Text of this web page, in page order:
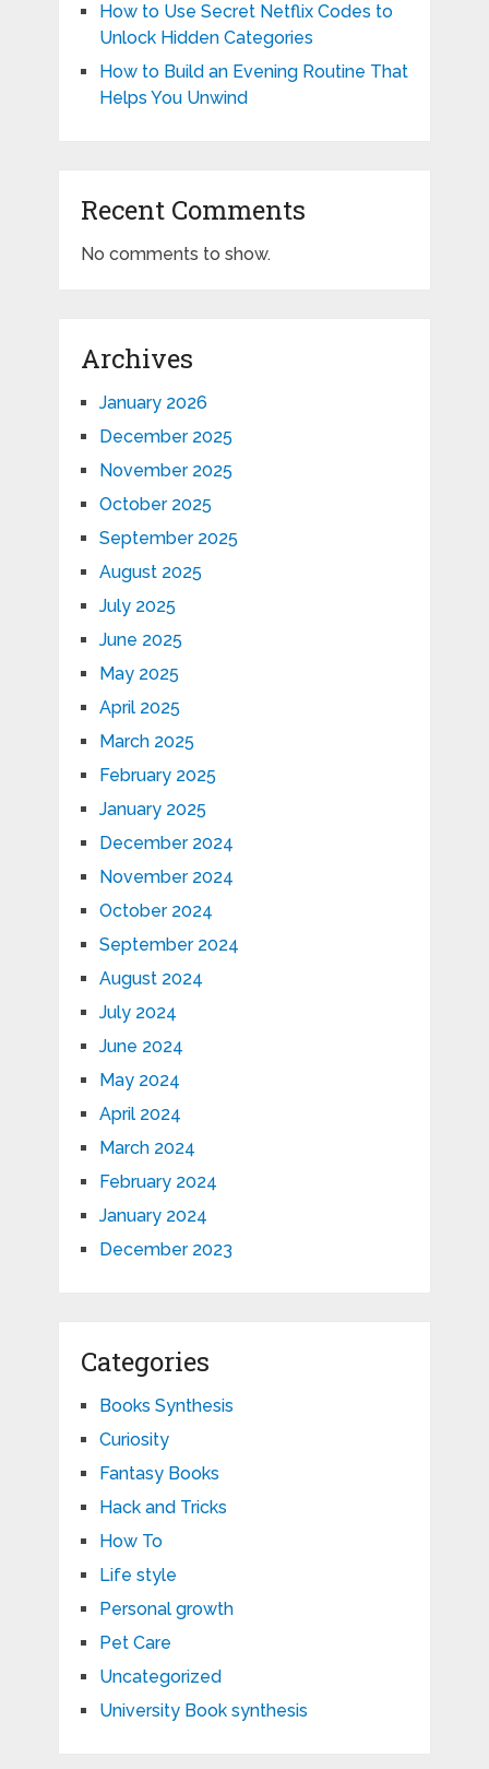
How to Use Secret Netflix Codes to
Unlock Hidden Categories
How to Build an Evening Routine That
Helps You Unwind
Recent Comments
No comments to show.
Archives
January 2026
December 2025
November 2025
October 2025
September 2025
August 2025
July 2025
June 2025
May 2025
April 2025
March 2025
February 2025
January 2025
December 2024
November 2024
October 2024
September 2024
August 2024
July 2024
June 2024
May 2024
April 2024
March 2024
February 2024
January 2024
December 2023
Categories
Books Synthesis
Curiosity
Fantasy Books
Hack and Tricks
How To
Life style
Personal growth
Pet Care
Uncategorized
University Book synthesis